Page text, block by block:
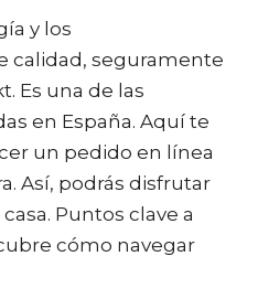
y los
calidad, seguramente
Es una de las
en España. Aquí te
un pedido en línea
Así, podrás disfrutar
Puntos clave a
cómo navegar